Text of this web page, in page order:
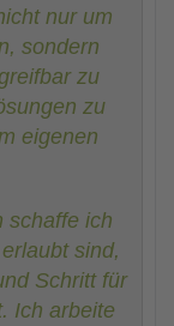
nur um
sondern
zu
zu
eigenen
schaffe ich
sind,
Schritt für
Ich arbeite